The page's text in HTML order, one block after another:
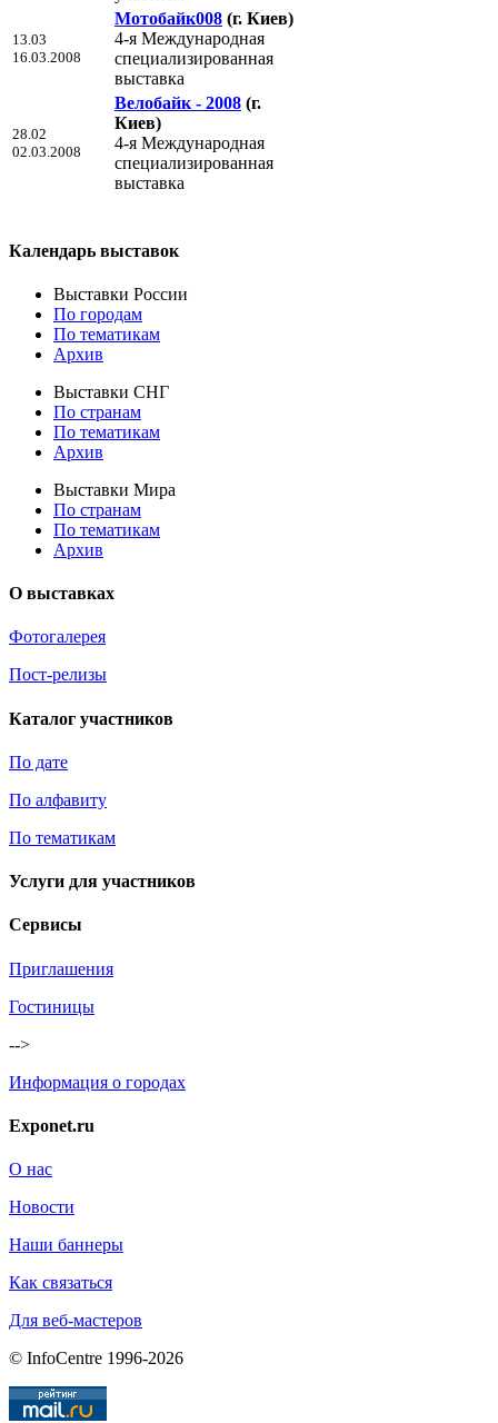
13.03
16.03.2008
Мотобайк008 (г. Киев)
4-я Международная
специализированная
выставка
28.02
02.03.2008
Велобайк - 2008 (г.
Киев)
4-я Международная
специализированная
выставка
Календарь выставок
Выставки России
По городам
По тематикам
Архив
Выставки СНГ
По странам
По тематикам
Архив
Выставки Мира
По странам
По тематикам
Архив
О выставках
Фотогалерея
Пост-релизы
Каталог участников
По дате
По алфавиту
По тематикам
Услуги для участников
Сервисы
Приглашения
Гостиницы
-->
Информация о городах
Exponet.ru
О нас
Новости
Наши баннеры
Как связаться
Для веб-мастеров
© InfoCentre 1996-2026